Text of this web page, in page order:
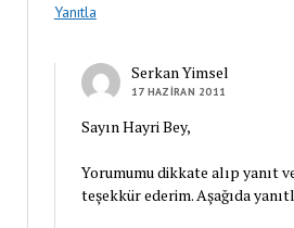
Yanıtla
Serkan Yimsel
17 HAZIRAN 2011
Sayın Hayri Bey,
Yorumumu dikkate alıp yanıt
teşekkür ederim. Aşağıda